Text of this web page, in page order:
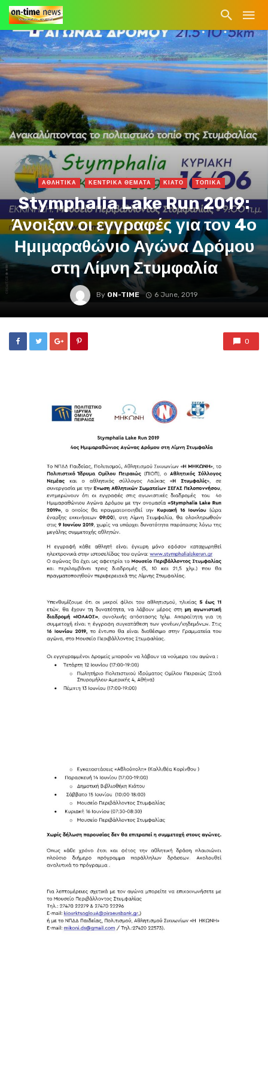
ΑΘΛΗΤΙΚΑ ΚΕΝΤΡΙΚΑ ΘΕΜΑΤΑ ΚΙΑΤΟ ΤΟΠΙΚΑ
Stymphalia Lake Run 2019:
Άνοιξαν οι εγγραφές για τον 4ο
Ημιμαραθώνιο Αγώνα Δρόμου
στη Λίμνη Στυμφαλία
By ON-TIME 6 June, 2019
0